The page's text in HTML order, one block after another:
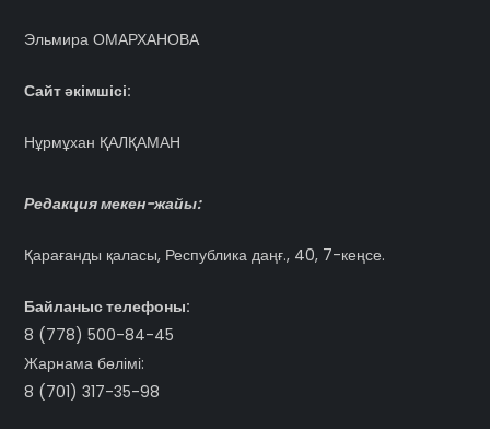
Эльмира ОМАРХАНОВА
Сайт әкімшісі:
Нұрмұхан ҚАЛҚАМАН
Редакция мекен-жайы:
Қарағанды қаласы, Республика даңғ., 40, 7-кеңсе.
Байланыс телефоны:
8 (778) 500-84-45
Жарнама бөлімі:
8 (701) 317-35-98